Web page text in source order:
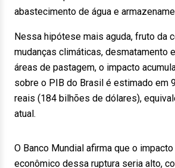
abastecimento de água e
Nessa hipótese mais aguda, fruto da
mudanças climáticas, desmatamento
áreas de pastagem, o impacto
sobre o PIB do Brasil é estimado em
reais (184 bilhões de dólares),
atual.
O Banco Mundial afirma que o
econômico dessa ruptura seria alto,